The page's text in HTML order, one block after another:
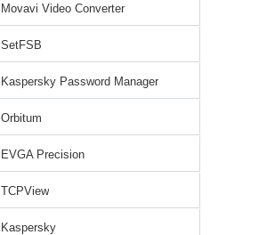
Movavi Video Converter
SetFSB
Kaspersky Password Manager
Orbitum
EVGA Precision
TCPView
Kaspersky